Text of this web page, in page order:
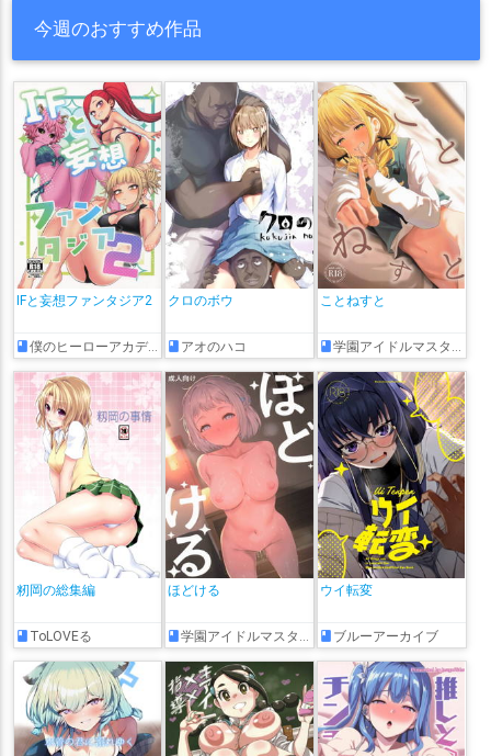
今週のおすすめ作品
IFと妄想ファンタジア2
僕のヒーローアカデミア
クロのボウ
アオのハコ
ことねすと
学園アイドルマスター
籾岡の総集編
ToLOVEる
ほどける
学園アイドルマスター
ウイ転変
ブルーアーカイブ